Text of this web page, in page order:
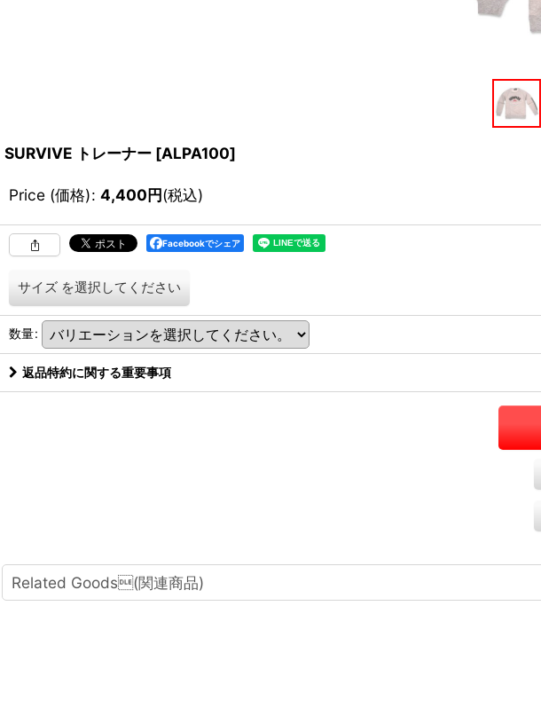
SURVIVE トレーナー [ALPA100]
Price (価格): 4,400円(税込)
Facebookでシェア
サイズ を選択してください
数量:
返品特約に関する重要事項
Related Goods(関連商品)